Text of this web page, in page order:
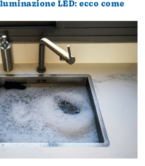
LED: ecco come